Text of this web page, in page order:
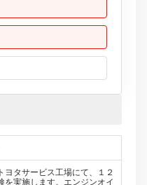
ヨタサービス工場にて、１２
を実施します。エンジンオイ